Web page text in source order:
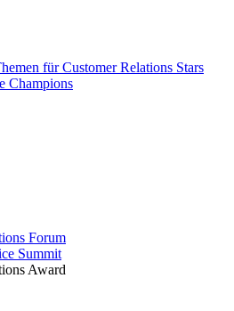
für Customer Relations Stars
Champions
Forum
Summit
Award